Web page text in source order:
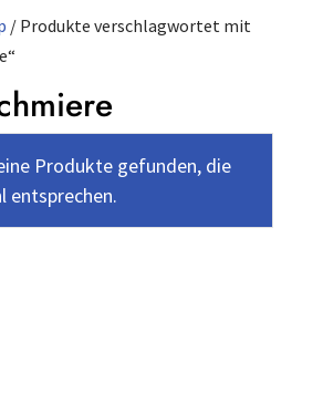
/ Produkte verschlagwortet mit
Produkte gefunden, die
entsprechen.